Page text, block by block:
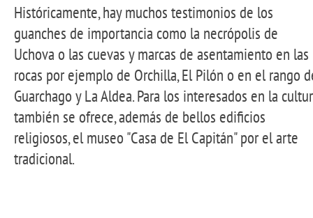
Históricamente, hay muchos testimonios de los
guanches de importancia como la necrópolis de
Uchova o las cuevas y marcas de asentamiento en las
rocas por ejemplo de Orchilla, El Pilón o en el rango
Guarchago y La Aldea. Para los interesados en la
también se ofrece, además de bellos edificios
religiosos, el museo "Casa de El Capitán" por el arte
tradicional.